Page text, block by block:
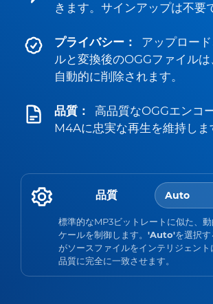
きます。サインアップは不要
プライバシー：
アップロー
ルと変換後のOGGファイル
自動的に削除されます。
品質：
高品質なOGGエンコ
M4Aに忠実な再生を維持しま
品質 Auto
標準的なMP3ビットレートに似た、
ケールを制御します。 'Auto'を選択
がソースファイルをインテリジェン
品質に完全に一致させます。